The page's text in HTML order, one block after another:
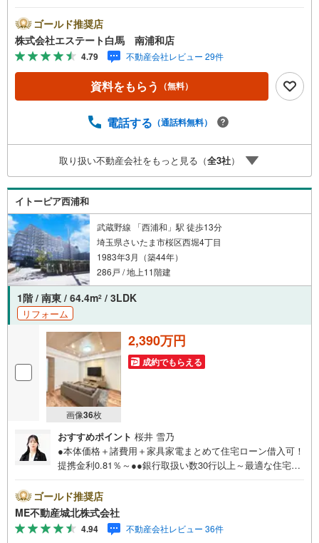
ください。◆10:00～21:00はお電話でのお問い合わせがス
ムーズです。●駅徒歩約9分●角部屋●フルリフォーム6月末
完成予定【Yahoo！ 不動産キャンペーン対象店舗です】
当店で物件を成約するとPayPayボーナスをプレゼント！◆
エステート白馬の5大サポート◆1.FP相談サポート社外の
ファイナンシャルプランナーと資金相談が無料2.設備保証
サービスが無料で付帯3.注文住宅「白馬の家」高気密・高
時、建築士同行サービス目視検査やリフォーム費用をお伝
えするなどの無料サービス5.お引渡し後もしっかりサポー
トCSサポート室がお引渡し後のお悩みもしっかりサポート
します
ゴールド推奨店
株式会社エステート白馬 南浦和店
4.79 不動産会社レビュー 29件
資料をもらう （無料）
電話する （通話料無料）
取り扱い不動産会社をもっと見る（全3社）
イトーピア西浦和
武蔵野線 「西浦和」駅 徒歩13分
埼玉県さいたま市桜区西堀4丁目
1983年3月（築44年）
286戸 / 地上11階建
1階 / 南東 / 64.4m2 / 3LDK
リフォーム
画像36枚
2,390万円
成約でもらえる
おすすめポイント 桜井 雪乃
●本体価格＋諸費用＋家具家電まとめて住宅ローン借入可！
提携金利0.81％～●●銀行取扱い数30行以上～最適な住宅ロ
多数ございます！（1）勤続年数1ヶ月（2）自己資金0円
（3）産休/育休/契約社員/派遣社員/アルバイト/パート/独
身/自営業/経営者（4）延滞、滞納、個信アウト対応可
（5）収入合算や親子ローン（6）金融機関の借入まとめ
ゴールド推奨店
ME不動産城北株式会社
4.94 不動産会社レビュー 36件